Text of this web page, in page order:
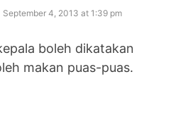
says:
September 4, 2013 at 1:39 pm
boleh dikatakan
makan puas-puas.